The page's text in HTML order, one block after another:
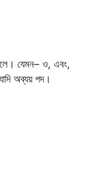
যেমন– ও, এবং,
অব্যয় পদ।